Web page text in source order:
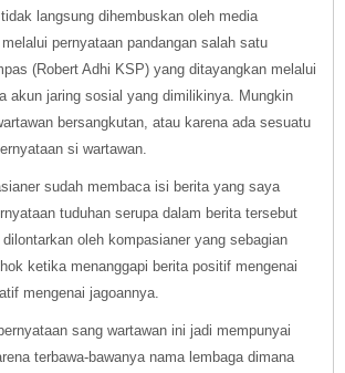
langsung dihembuskan oleh media
pernyataan pandangan salah satu
(Robert Adhi KSP) yang ditayangkan melalui
akun jaring sosial yang dimilikinya. Mungkin
bersangkutan, atau karena ada sesuatu
si wartawan.
sudah membaca isi berita yang saya
tuduhan serupa dalam berita tersebut
oleh kompasianer yang sebagian
ketika menanggapi berita positif mengenai
mengenai jagoannya.
sang wartawan ini jadi mempunyai
terbawa-bawanya nama lembaga dimana